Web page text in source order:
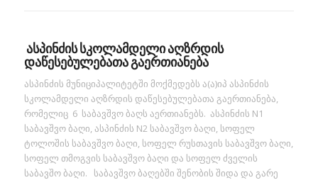
ასპინძის სკოლამდელი აღზრდის
დაწესებულებათა გაერთიანება
ასპინძის მუნიციპალიტეტში მოქმედებს ა(ა)იპ ასპინძის
სკოლამდელი აღზრდის დაწესებულებათა გაერთიანება,
რომელიც 6 საბავშვო ბაღს აერთიანებს. ასპინძის N1
საბავშვო ბაღი, ასპინძის N2 საბავშვო ბაღი, სოფელ
ტოლოშის საბავშვო ბაღი, სოფელ რუსთავის საბავშვო ბაღი,
სოფელ თმოგვის საბავშვო ბაღი და სოფელ ძველის
საბავშო ბაღი. საბავშვო ბაღებში შენობის შიდა და გარე